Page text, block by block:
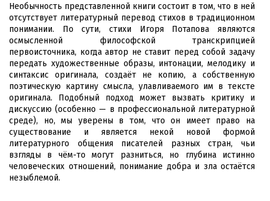
Необычность представленной книги состоит в том, что в ней
отсутствует литературный перевод стихов в традиционном
понимании. По сути, стихи Игоря Потапова являются
осмысленной философской транскрипцией
первоисточника, когда автор не ставит перед собой задачу
передать художественные образы, интонации, мелодику и
синтаксис оригинала, создаёт не копию, а собственную
поэтическую картину смысла, улавливаемого им в тексте
оригинала. Подобный подход может вызвать критику и
дискуссию (особенно — в профессиональной литературной
среде), но, мы уверены в том, что он имеет право на
существование и является некой новой формой
литературного общения писателей разных стран, чьи
взгляды в чём-то могут разниться, но глубина истинно
человеческих отношений, понимание добра и зла остаётся
незыблемой.